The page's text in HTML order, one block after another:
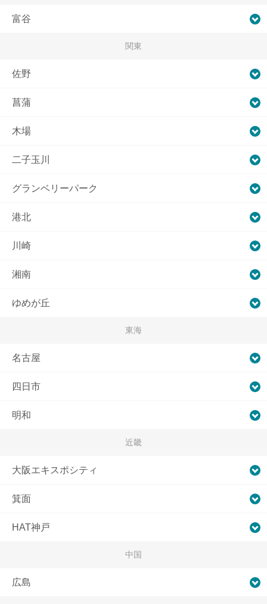
富谷
関東
佐野
菖蒲
木場
二子玉川
グランベリーパーク
港北
川崎
湘南
ゆめが丘
東海
名古屋
四日市
明和
近畿
大阪エキスポシティ
箕面
HAT神戸
中国
広島